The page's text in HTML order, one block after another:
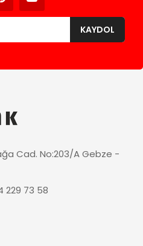
KAYDOL
Cad. No:203/A Gebze -
229 73 58